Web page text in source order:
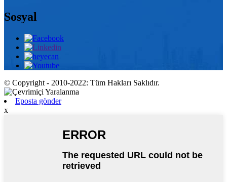
Sosyal
© Copyright - 2010-2022: Tüm Hakları Saklıdır.
Eposta gönder
x